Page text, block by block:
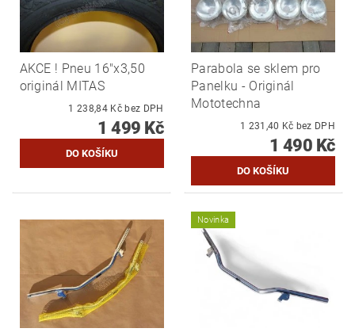
AKCE ! Pneu 16"x3,50
originál MITAS
1 238,84 Kč bez DPH
1 499 Kč
Parabola se sklem pro
Panelku - Originál
Mototechna
1 231,40 Kč bez DPH
1 490 Kč
Novinka